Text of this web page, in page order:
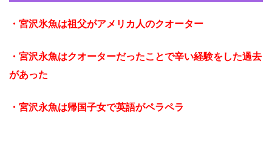
・宮沢氷魚は祖父がアメリカ人のクオーター
・宮沢永魚はクオーターだったことで辛い経験をした過去
があった
・宮沢永魚は帰国子女で英語がペラペラ